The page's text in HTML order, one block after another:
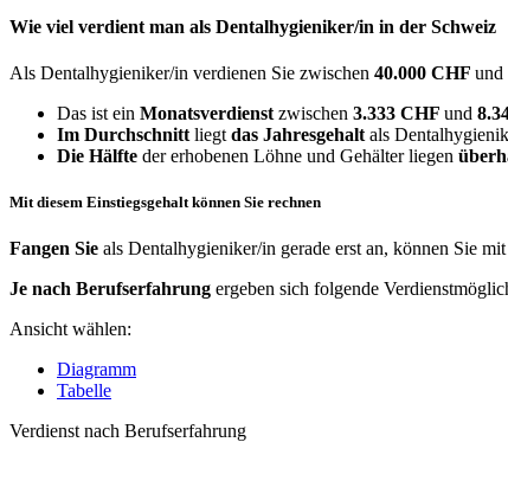
Wie viel verdient man als Dentalhygieniker/in in der Schweiz
Als Dentalhygieniker/in verdienen Sie zwischen 40.000 CHF und
Das ist ein Monatsverdienst zwischen 3.333 CHF und
Im Durchschnitt liegt das Jahresgehalt als
Die Hälfte der erhobenen Löhne und Gehälter liegen
Mit diesem Einstiegsgehalt können Sie rechnen
Fangen Sie als Dentalhygieniker/in gerade erst an, können Sie
Je nach Berufserfahrung ergeben sich folgende
Ansicht wählen:
Diagramm
Tabelle
Verdienst nach Berufserfahrung